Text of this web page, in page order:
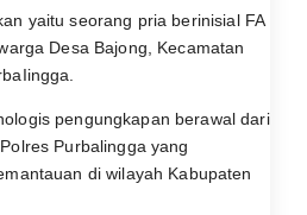
yaitu seorang pria berinisial FA
Desa Bajong, Kecamatan
pengungkapan berawal dari
Purbalingga yang
di wilayah Kabupaten